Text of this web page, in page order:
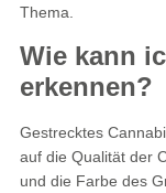
Thema.
Wie kann
erkennen?
Gestrecktes
auf die Qualität der
und die Farbe des